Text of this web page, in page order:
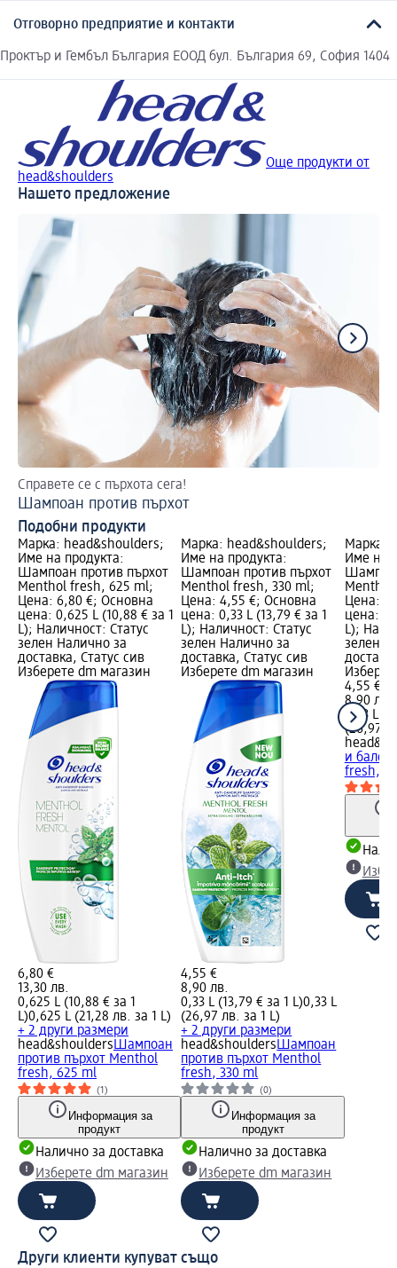
Отговорно предприятие и контакти
Проктър и Гембъл България ЕООД бул. България 69, София 1404
Още продукти от
head&shoulders
Нашето предложение
Справете се с пърхота сега!
Шампоан против пърхот
Подобни продукти
Марка: head&shoulders;
Име на продукта:
Шампоан против пърхот
Menthol fresh, 625 ml;
Цена: 6,80 €; Основна
цена: 0,625 L (10,88 € за 1
L); Наличност: Статус
зелен Налично за
доставка, Статус сив
Изберете dm магазин
6,80 €
13,30 лв.
0,625 L (10,88 € за 1
L)0,625 L (21,28 лв. за 1 L)
+ 2 други размери
head&shouldersШампоан
против пърхот Menthol
fresh, 625 ml
(1)
Информация за
продукт
Налично за доставка
Изберете dm магазин
Марка: head&shoulders;
Име на продукта:
Шампоан против пърхот
Menthol fresh, 330 ml;
Цена: 4,55 €; Основна
цена: 0,33 L (13,79 € за 1
L); Наличност: Статус
зелен Налично за
доставка, Статус сив
Изберете dm магазин
4,55 €
8,90 лв.
0,33 L (13,79 € за 1 L)0,33 L
(26,97 лв. за 1 L)
+ 2 други размери
head&shouldersШампоан
против пърхот Menthol
fresh, 330 ml
(0)
Информация за
продукт
Налично за доставка
Изберете dm магазин
Марка:
Име на
Menthol
Цена:
цена:
L);
зелен
4,55 €
8,90 лв.
0,33 L
(26,97
и
fresh,
Други клиенти купуват също